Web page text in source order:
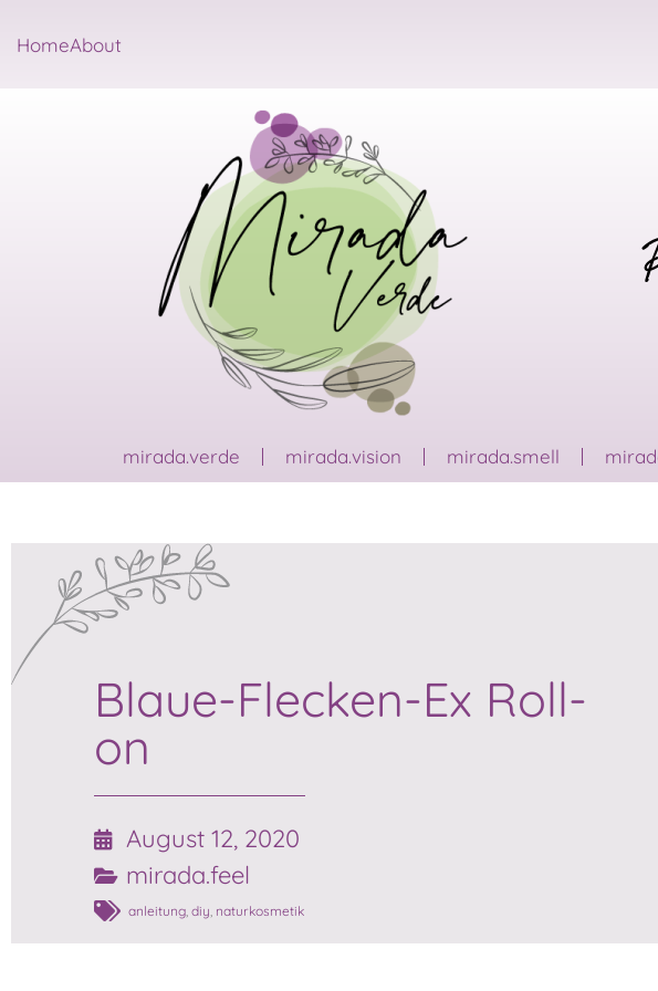
HomeAbout
mirada.verde mirada.vision mirada.smell
Blaue-Flecken-Ex Roll-
on
August 12, 2020
mirada.feel
anleitung diy naturkosmetik